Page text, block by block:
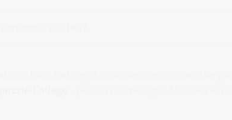
Dein Lieblingsfoto als echtes Puzzle oder
– jetzt in nur wenigen Minuten ein